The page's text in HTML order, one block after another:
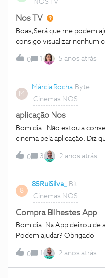
NOS TV
Nos TV
Boas,Será que me podem
consigo visualizar nenhum
associar a minha box à app.
0
1 5 anos atrás
M
Márcia Rocha Byte
Cinemas NOS
aplicação Nos
Bom dia . Não estou a
cinema pela aplicação. Diz
fazer? Obrigada
0
3 2 anos atrás
8
85RuiSilva_
Bit
Cinemas NOS
Compra BIlhestes App
Bom dia. Na App deixou de
Podem ajudar? Obrigado
0 1 2 anos atrás